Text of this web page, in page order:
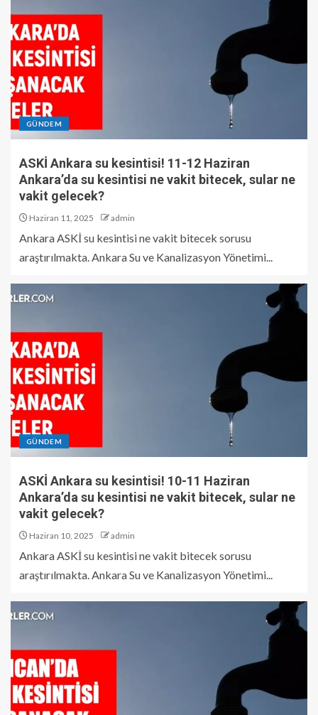
GÜNDEM
ASKİ Ankara su kesintisi! 11-12 Haziran
Ankara’da su kesintisi ne vakit bitecek, sular ne
vakit gelecek?
Haziran 11, 2025 admin
Ankara ASKİ su kesintisi ne vakit bitecek sorusu
araştırılmakta. Ankara Su ve Kanalizasyon Yönetimi...
GÜNDEM
ASKİ Ankara su kesintisi! 10-11 Haziran
Ankara’da su kesintisi ne vakit bitecek, sular ne
vakit gelecek?
Haziran 10, 2025 admin
Ankara ASKİ su kesintisi ne vakit bitecek sorusu
araştırılmakta. Ankara Su ve Kanalizasyon Yönetimi...